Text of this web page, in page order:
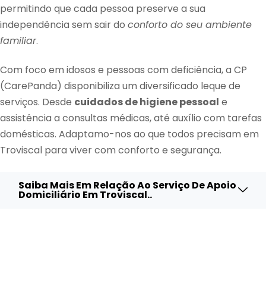
permitindo que cada pessoa preserve a sua
independência sem sair do conforto do seu ambiente
familiar.
Com foco em idosos e pessoas com deficiência, a CP
(CarePanda) disponibiliza um diversificado leque de
serviços. Desde cuidados de higiene pessoal e
assistência a consultas médicas, até auxílio com tarefas
domésticas. Adaptamo-nos ao que todos precisam em
Troviscal para viver com conforto e segurança.
Saiba Mais Em Relação Ao Serviço De Apoio
Domiciliário Em Troviscal..